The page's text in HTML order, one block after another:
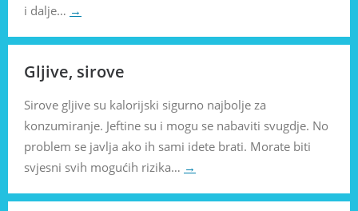
i dalje… →
Gljive, sirove
Sirove gljive su kalorijski sigurno najbolje za
konzumiranje. Jeftine su i mogu se nabaviti svugdje. No
problem se javlja ako ih sami idete brati. Morate biti
svjesni svih mogućih rizika… →